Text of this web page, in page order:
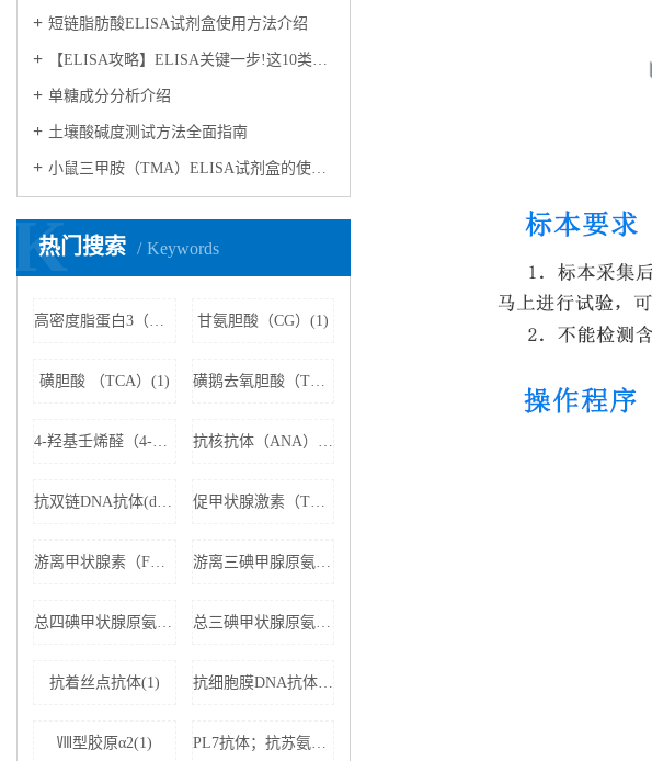
短链脂肪酸ELISA试剂盒使用方法介绍
【ELISA攻略】ELISA关键一步!这10类样品要如何处理?
​单糖成分分析介绍
​土壤酸碱度测试方法全面指南
小鼠三甲胺（TMA）ELISA试剂盒的使用方法
热门搜索 Keywords
K
高密度脂蛋白3（HDL3）(1) 甘氨胆酸（CG）(1)
磺胆酸 （TCA）(1) 磺鹅去氧胆酸（TCDCA）(1)
4-羟基壬烯醛（4-HNE）(1) 抗核抗体（ANA）(1)
抗双链DNA抗体(dsDNA)(1) 促甲状腺激素（TSH）(1)
游离甲状腺素（FT4）(1) 游离三碘甲腺原氨酸（FT3）(1)
总四碘甲状腺原氨酸（TT4）(1) 总三碘甲状腺原氨酸（TT3)(1)
抗着丝点抗体(1) 抗细胞膜DNA抗体(1)
Ⅷ型胶原α2(1) PL7抗体；抗苏氨酰tRNA合成酶(1)